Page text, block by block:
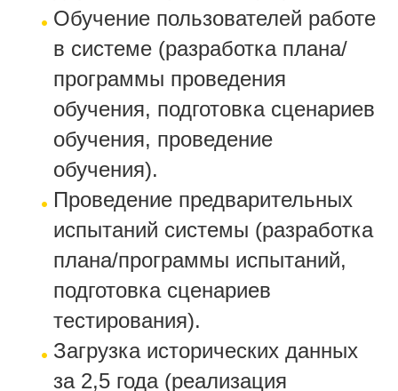
Обучение пользователей работе
в системе (разработка плана/
программы проведения
обучения, подготовка сценариев
обучения, проведение
обучения).
Проведение предварительных
испытаний системы (разработка
плана/программы испытаний,
подготовка сценариев
тестирования).
Загрузка исторических данных
за 2,5 года (реализация